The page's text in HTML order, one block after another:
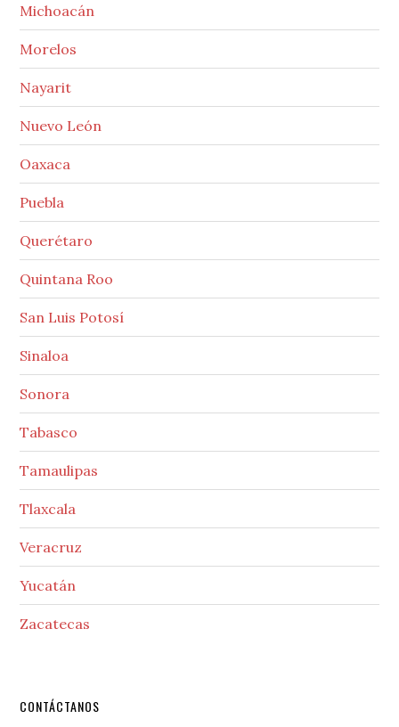
Michoacán
Morelos
Nayarit
Nuevo León
Oaxaca
Puebla
Querétaro
Quintana Roo
San Luis Potosí
Sinaloa
Sonora
Tabasco
Tamaulipas
Tlaxcala
Veracruz
Yucatán
Zacatecas
Secondary
CONTÁCTANOS